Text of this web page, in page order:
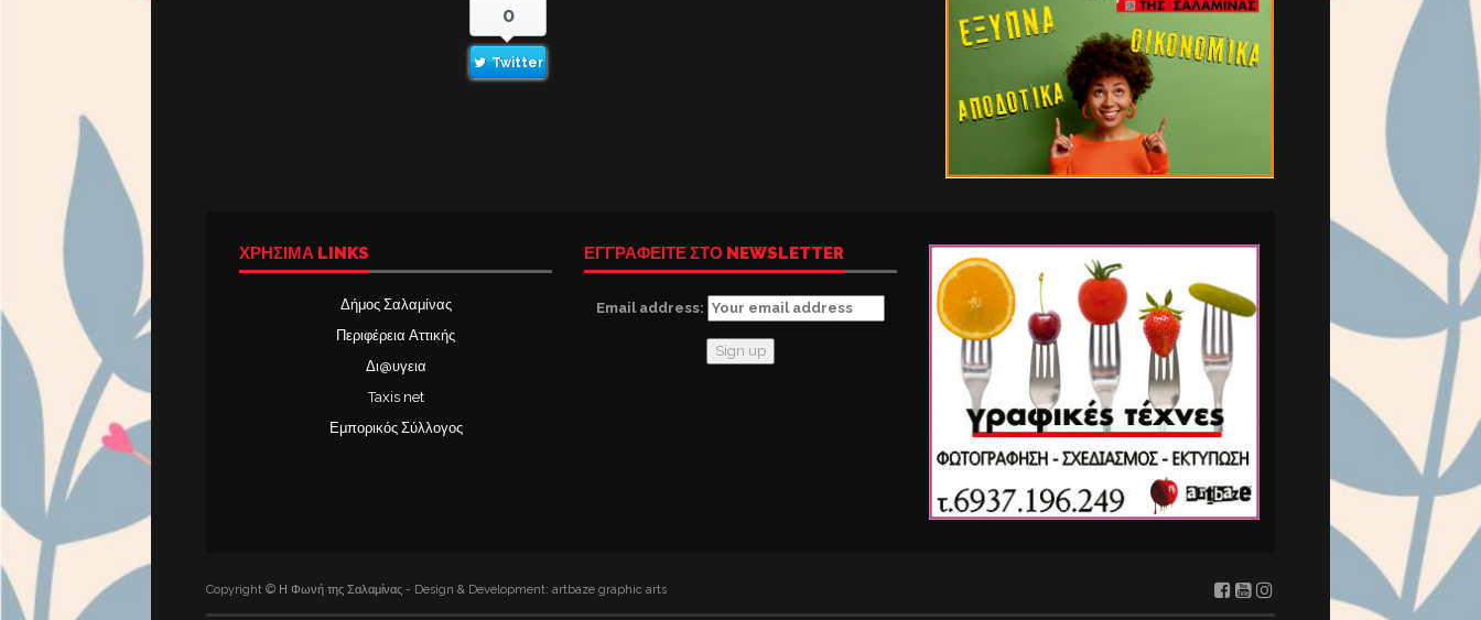
0
Twitter
ΧΡΉΣΙΜΑ LINKS
Δήμος Σαλαμίνας
Περιφέρεια Αττικής
Δι@υγεια
Taxis net
Εμπορικός Σύλλογος
ΕΓΓΡΑΦΕΙΤΕ ΣΤΟ NEWSLETTER
Email address:
Copyright © Η Φωνή της Σαλαμίνας - Design & Development: artbaze graphic arts